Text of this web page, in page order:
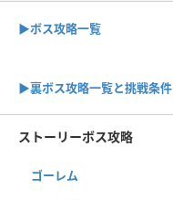
▶ボス攻略一覧
▶裏ボス攻略一覧と挑戦条件
ストーリーボス攻略
ゴーレム